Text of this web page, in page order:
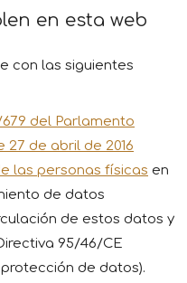
en esta web
con las siguientes
679 del Parlamento
27 de abril de 2016
las personas físicas en
de datos
de estos datos y
95/46/CE
de datos).